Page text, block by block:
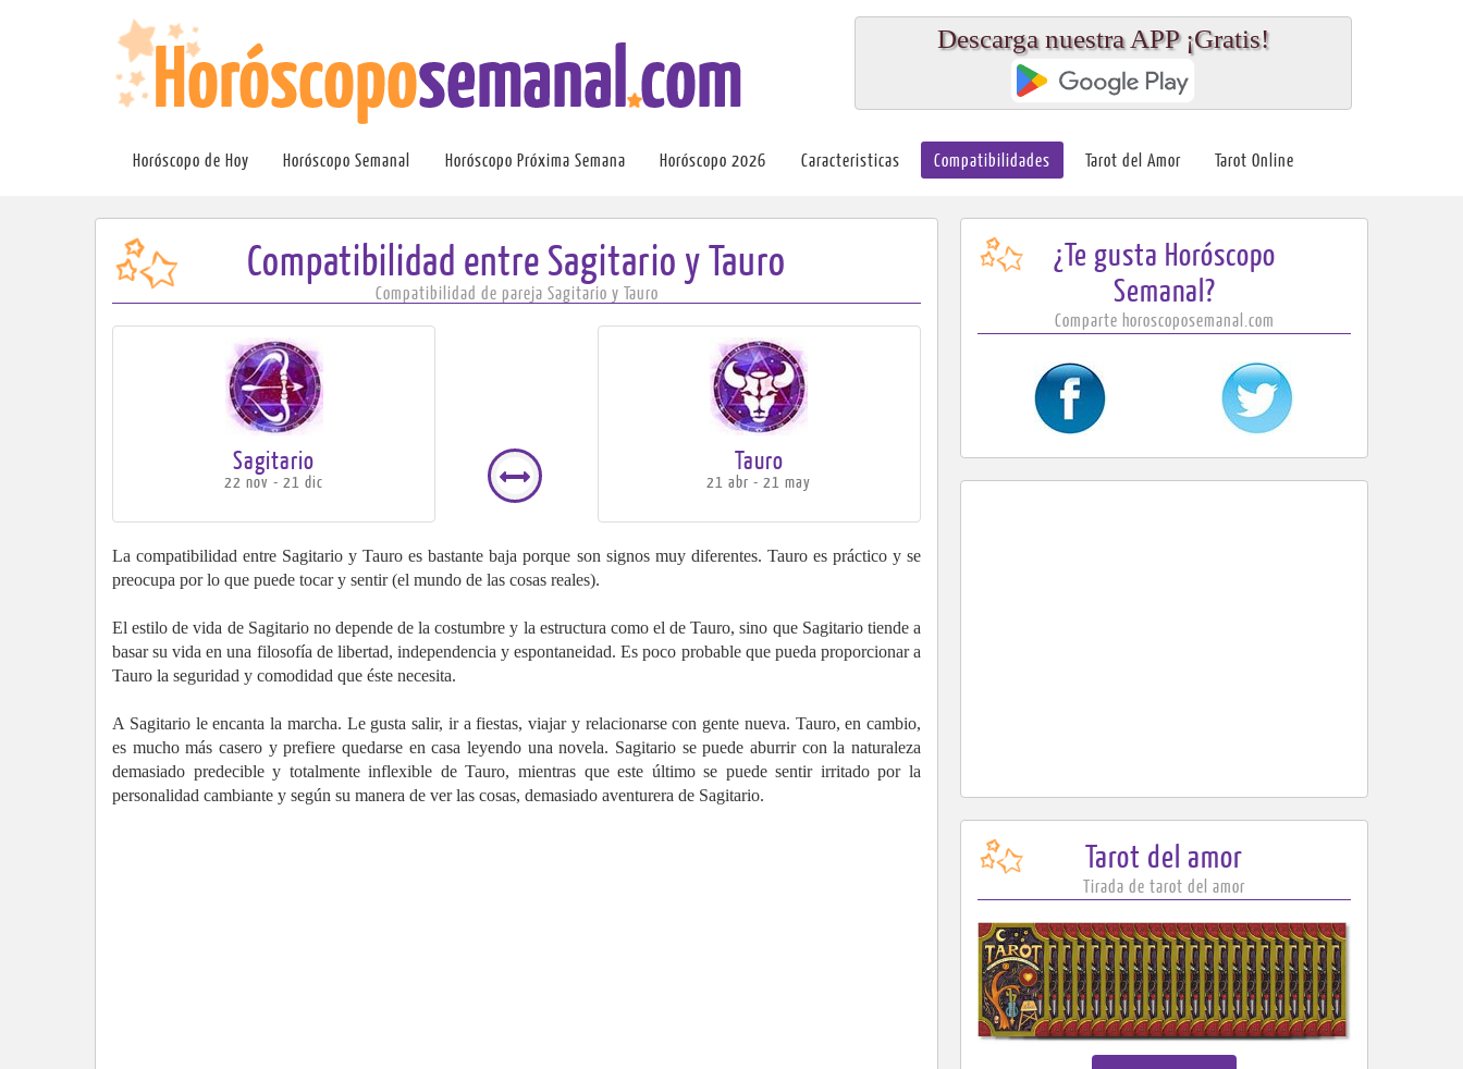
Descarga nuestra APP ¡Gratis!
Horóscopo de Hoy Horóscopo Semanal Horóscopo Próxima Semana Horóscopo 2026 Caracteristicas Compatibilidades Tarot del Amor Tarot Online
Compatibilidad entre Sagitario y Tauro
Compatibilidad de pareja Sagitario y Tauro
Sagitario
22 nov - 21 dic
Tauro
21 abr - 21 may
La compatibilidad entre Sagitario y Tauro es bastante baja porque son signos muy diferentes. Tauro es práctico y se
preocupa por lo que puede tocar y sentir (el mundo de las cosas reales).
El estilo de vida de Sagitario no depende de la costumbre y la estructura como el de Tauro, sino que Sagitario tiende a
basar su vida en una filosofía de libertad, independencia y espontaneidad. Es poco probable que pueda proporcionar a
Tauro la seguridad y comodidad que éste necesita.
A Sagitario le encanta la marcha. Le gusta salir, ir a fiestas, viajar y relacionarse con gente nueva. Tauro, en cambio,
es mucho más casero y prefiere quedarse en casa leyendo una novela. Sagitario se puede aburrir con la naturaleza
demasiado predecible y totalmente inflexible de Tauro, mientras que este último se puede sentir irritado por la
personalidad cambiante y según su manera de ver las cosas, demasiado aventurera de Sagitario.
¿Te gusta Horóscopo
Semanal?
Comparte horoscoposemanal.com
Tarot del amor
Tirada de tarot del amor